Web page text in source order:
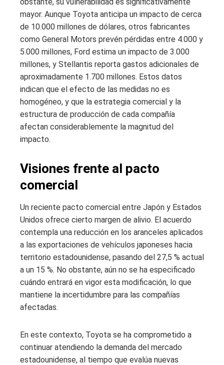
mayor. Aunque Toyota anticipa un impacto de cerca
de 10.000 millones de dólares, otros fabricantes
como General Motors prevén pérdidas entre 4.000 y
5.000 millones, Ford estima un impacto de 3.000
millones, y Stellantis reporta gastos adicionales de
aproximadamente 1.700 millones. Estos datos
indican que el efecto de las medidas no es
homogéneo, y que la estrategia comercial y la
estructura de producción de cada compañía
afectan considerablemente la magnitud del
impacto.
Visiones frente al pacto
comercial
Un reciente pacto comercial entre Japón y Estados
Unidos ofrece cierto margen de alivio. El acuerdo
contempla una reducción en los aranceles aplicados
a las exportaciones de vehículos japoneses hacia
territorio estadounidense, pasando del 27,5 % actual
a un 15 %. No obstante, aún no se ha especificado
cuándo entrará en vigor esta modificación, lo que
mantiene la incertidumbre para las compañías
afectadas.
En este contexto, Toyota se ha comprometido a
continuar atendiendo la demanda del mercado
estadounidense, al tiempo que evalúa nuevas